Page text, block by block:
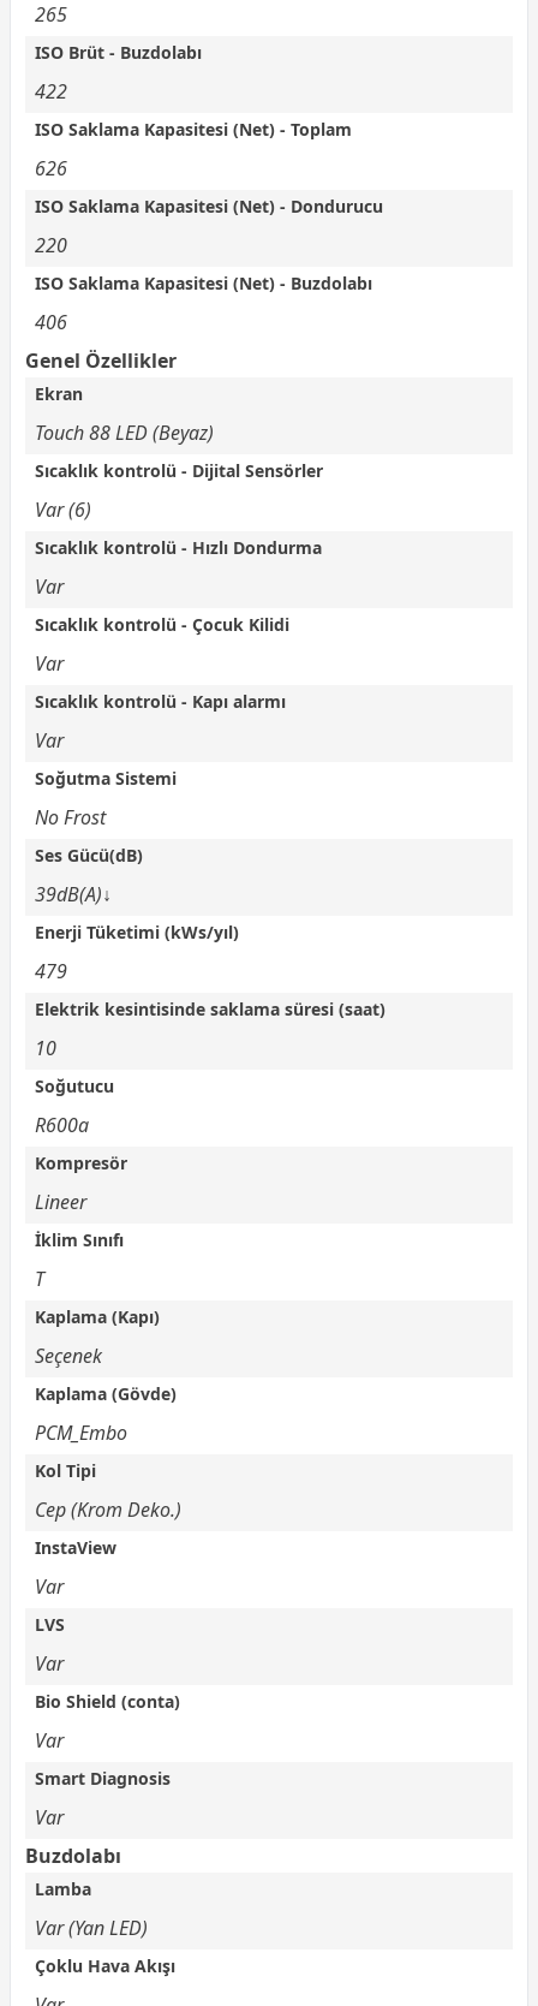
265
ISO Brüt - Buzdolabı
422
ISO Saklama Kapasitesi (Net) - Toplam
626
ISO Saklama Kapasitesi (Net) - Dondurucu
220
ISO Saklama Kapasitesi (Net) - Buzdolabı
406
Genel Özellikler
Ekran
Touch 88 LED (Beyaz)
Sıcaklık kontrolü - Dijital Sensörler
Var (6)
Sıcaklık kontrolü - Hızlı Dondurma
Var
Sıcaklık kontrolü - Çocuk Kilidi
Var
Sıcaklık kontrolü - Kapı alarmı
Var
Soğutma Sistemi
No Frost
Ses Gücü(dB)
39dB(A)↓
Enerji Tüketimi (kWs/yıl)
479
Elektrik kesintisinde saklama süresi (saat)
10
Soğutucu
R600a
Kompresör
Lineer
İklim Sınıfı
T
Kaplama (Kapı)
Seçenek
Kaplama (Gövde)
PCM_Embo
Kol Tipi
Cep (Krom Deko.)
InstaView
Var
LVS
Var
Bio Shield (conta)
Var
Smart Diagnosis
Var
Buzdolabı
Lamba
Var (Yan LED)
Çoklu Hava Akışı